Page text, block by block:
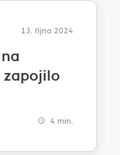
13. října 2024
zapojilo
4 min.